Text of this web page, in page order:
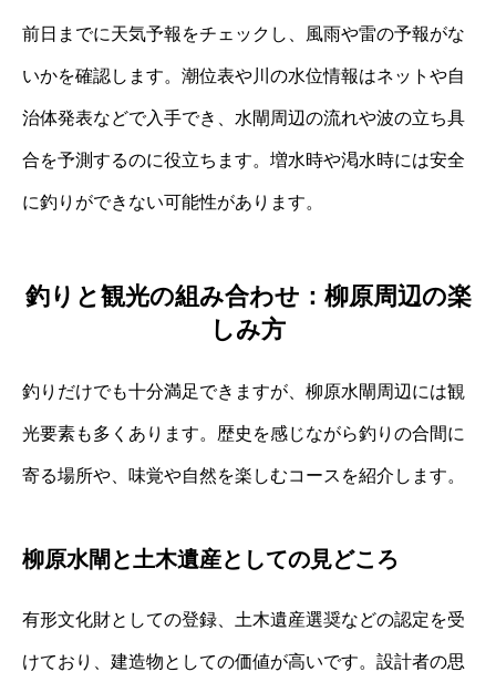
前日までに天気予報をチェックし、風雨や雷の予報がな
いかを確認します。潮位表や川の水位情報はネットや自
治体発表などで入手でき、水閘周辺の流れや波の立ち具
合を予測するのに役立ちます。増水時や渇水時には安全
に釣りができない可能性があります。
釣りと観光の組み合わせ：柳原周辺の楽
しみ方
釣りだけでも十分満足できますが、柳原水閘周辺には観
光要素も多くあります。歴史を感じながら釣りの合間に
寄る場所や、味覚や自然を楽しむコースを紹介します。
柳原水閘と土木遺産としての見どころ
有形文化財としての登録、土木遺産選奨などの認定を受
けており、建造物としての価値が高いです。設計者の思